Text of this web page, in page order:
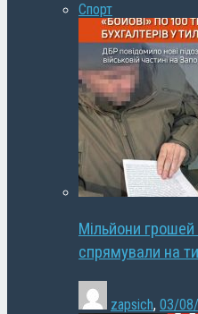
Спорт
Мільйони грошей
спрямували на
zapsich, 03/